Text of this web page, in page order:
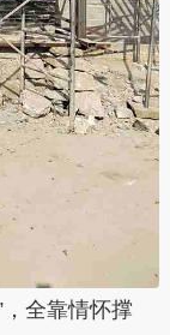
全靠情怀撑